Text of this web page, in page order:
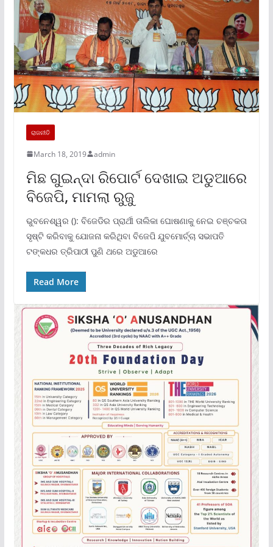
ରାଜନୀତି
March 18, 2019 admin
ମିଛ ଗୁଇନ୍ଦା ରିପୋର୍ଟ ଦେଖାଇ ଅଡୁଆରେ
ବିଜେପି, ମାମଲା ରୁଜୁ
ଭୁବନେଶ୍ୱର (): ବିଜେଡିର ପ୍ରାର୍ଥୀ ତାଲିକା ଘୋଷଣାକୁ ନେଇ ଚଞ୍ଚକତା
ସୃଷ୍ଟି କରିବାକୁ ଯୋଜନା କରିଥିବା ବିଜେପି ଯୁବମୋର୍ଚ୍ଚା ସଭାପତି
ଟଙ୍କଧର ତ୍ରିପାଠୀ ପୁଣି ଥରେ ଅଡୁଆରେ
Read More